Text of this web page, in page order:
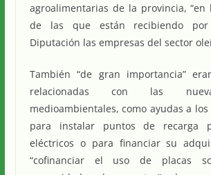
agroalimentarias de la provincia, “en
de las que están recibiendo
Diputación las empresas del sector
También “de gran importancia”
relacionadas con las
medioambientales, como ayudas a
para instalar puntos de recarga
eléctricos o para financiar su
“cofinanciar el uso de placas